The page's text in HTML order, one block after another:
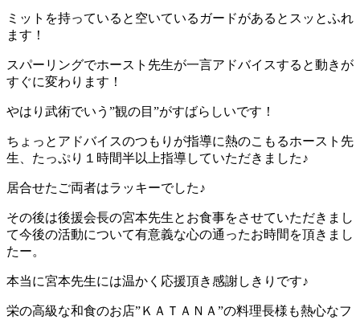
ミットを持っていると空いているガードがあるとスッとふれ
ます！
スパーリングでホースト先生が一言アドバイスすると動きが
すぐに変わります！
やはり武術でいう”観の目”がすばらしいです！
ちょっとアドバイスのつもりが指導に熱のこもるホースト先
生、たっぷり１時間半以上指導していただきました♪
居合せたご両者はラッキーでした♪
その後は後援会長の宮本先生とお食事をさせていただきまし
て今後の活動について有意義な心の通ったお時間を頂きまし
たー。
本当に宮本先生には温かく応援頂き感謝しきりです♪
栄の高級な和食のお店”ＫＡＴＡＮＡ”の料理長様も熱心なフ